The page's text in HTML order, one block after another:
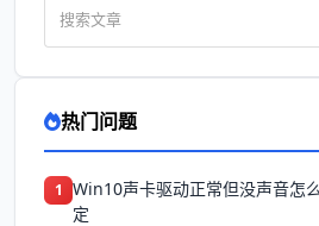
热门问题
1 Win10声卡驱动正常但没声音怎
定